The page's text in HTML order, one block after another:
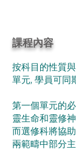
按科目的性質
單元, 學員可同
第一個單元的
靈生命和靈修
而選修科將協
兩範疇中部分
課程內容